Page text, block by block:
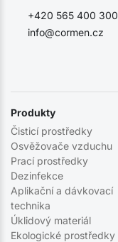
info@cormen.cz
+420 565 400 300
Produkty
Čisticí prostředky
Osvěžovače vzduchu
Prací prostředky
Dezinfekce
Aplikační a dávkovací
technika
Úklidový materiál
Ekologické prostředky